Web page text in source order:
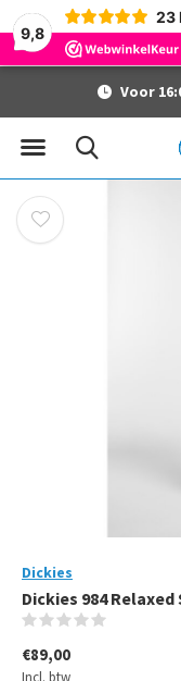
9,8
23
Voor
Dickies
Dickies 984
€89,00
Incl. btw